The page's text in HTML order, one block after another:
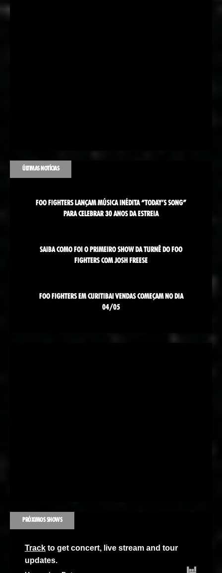
ÚLTIMAS NOTÍCIAS
FOO FIGHTERS LANÇAM MÚSICA INÉDITA “TODAY’S SONG”
PARA CELEBRAR 30 ANOS DA ESTREIA
SAIBA COMO FOI O PRIMEIRO SHOW DA TURNÊ DO FOO
FIGHTERS COM JOSH FREESE
FOO FIGHTERS EM CURITIBA! VENDAS COMEÇAM NO DIA
04/05
PRÓXIMOS SHOWS
Track to get concert, live stream and tour
updates.